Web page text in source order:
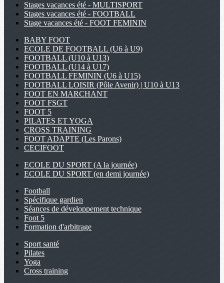
Stages vacances été - MULTISPORT
Stages vacances été - FOOTBALL
Stage vacances été - FOOT FEMININ
BABY FOOT
ECOLE DE FOOTBALL (U6 à U9)
FOOTBALL (U10 à U13)
FOOTBALL (U14 à U17)
FOOTBALL FEMININ (U6 à U15)
FOOTBALL LOISIR (Pôle Avenir) | U10 à U13
FOOT EN MARCHANT
FOOT FSGT
FOOT 5
PILATES ET YOGA
CROSS TRAINING
FOOT ADAPTE (Les Parons)
CECIFOOT
ECOLE DU SPORT (A la journée)
ECOLE DU SPORT (en demi journée)
Football
Spécifique gardien
Séances de développement technique
Foot 5
Formation d'arbitrage
Sport santé
Pilates
Yoga
Cross training